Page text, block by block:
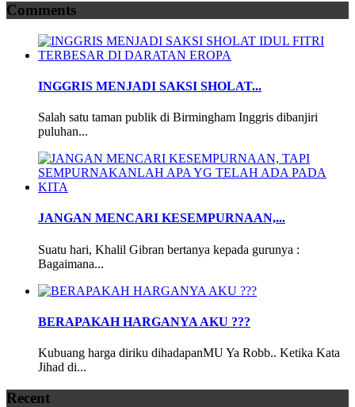
Comments
INGGRIS MENJADI SAKSI SHOLAT...
Salah satu taman publik di Birmingham Inggris dibanjiri
puluhan...
JANGAN MENCARI KESEMPURNAAN,...
Suatu hari, Khalil Gibran bertanya kepada gurunya :
Bagaimana...
BERAPAKAH HARGANYA AKU ???
Kubuang harga diriku dihadapanMU Ya Robb.. Ketika Kata
Jihad di...
Recent